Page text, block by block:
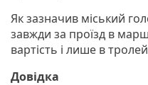
Як зазначив міський
завжди за проїзд в
вартість і лише в
Довідка